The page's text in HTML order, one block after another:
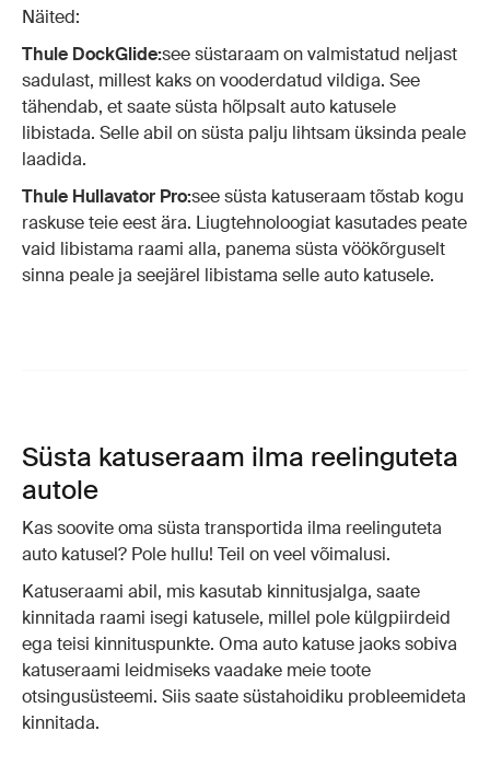
Näited:
Thule DockGlide:see süstaraam on valmistatud neljast
sadulast, millest kaks on vooderdatud vildiga. See
tähendab, et saate süsta hõlpsalt auto katusele
libistada. Selle abil on süsta palju lihtsam üksinda peale
laadida.
Thule Hullavator Pro:see süsta katuseraam tõstab kogu
raskuse teie eest ära. Liugtehnoloogiat kasutades peate
vaid libistama raami alla, panema süsta vöökõrguselt
sinna peale ja seejärel libistama selle auto katusele.
Süsta katuseraam ilma reelinguteta
autole
Kas soovite oma süsta transportida ilma reelinguteta
auto katusel? Pole hullu! Teil on veel võimalusi.
Katuseraami abil, mis kasutab kinnitusjalga, saate
kinnitada raami isegi katusele, millel pole külgpiirdeid
ega teisi kinnituspunkte. Oma auto katuse jaoks sobiva
katuseraami leidmiseks vaadake meie toote
otsingusüsteemi. Siis saate süstahoidiku probleemideta
kinnitada.